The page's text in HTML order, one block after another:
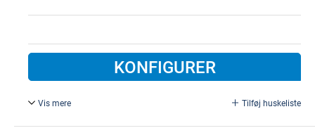
KONFIGURER
Vis mere Tilføj huskeliste
L = 3020 mm. * Udgår - sælges så længe lager haves * For